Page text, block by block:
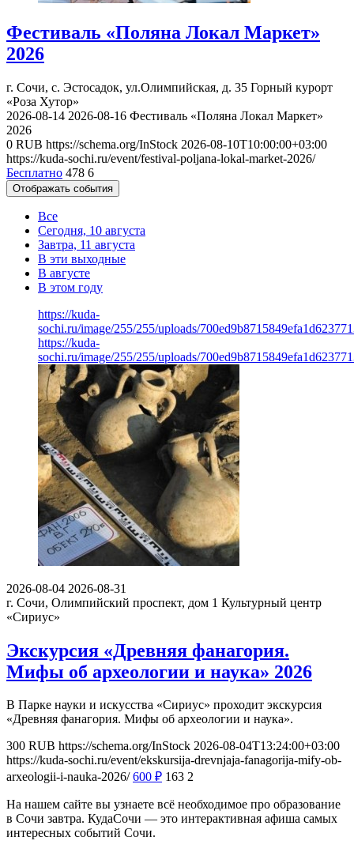
Фестиваль «Поляна Локал Маркет»
2026
г. Сочи, с. Эстосадок, ул.Олимпийская, д. 35 Горный курорт
«Роза Хутор»
2026-08-14 2026-08-16 Фестиваль «Поляна Локал Маркет»
2026
0 RUB https://schema.org/InStock 2026-08-10T10:00:00+03:00
https://kuda-sochi.ru/event/festival-poljana-lokal-market-2026/
Бесплатно 478 6
Отображать события
Все
Сегодня, 10 августа
Завтра, 11 августа
В эти выходные
В августе
В этом году
https://kuda-
sochi.ru/image/255/255/uploads/
https://kuda-
sochi.ru/image/255/255/uploads/
2026-08-04 2026-08-31
г. Сочи, Олимпийский проспект, дом 1 Культурный центр
«Сириус»
Экскурсия «Древняя фанагория.
Мифы об археологии и наука» 2026
В Парке науки и искусства «Сириус» проходит экскурсия
«Древняя фанагория. Мифы об археологии и наука».
300 RUB https://schema.org/InStock 2026-08-04T13:24:00+03:00
https://kuda-sochi.ru/event/ekskursija-drevnjaja-fanagorija-mify-ob-
arxeologii-i-nauka-2026/ 600 ₽ 163 2
На нашем сайте вы узнаете всё необходимое про образование
в Сочи завтра. КудаСочи — это интерактивная афиша самых
интересных событий Сочи.